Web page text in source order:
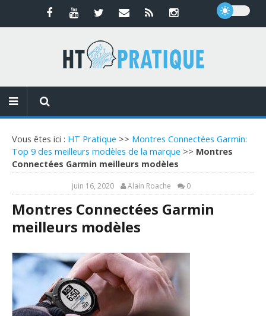
Vous êtes ici : HT Pratique >> Montres Connectées Garmin:
Top 9 des meilleurs modèles de la marque >> Montres
Connectées Garmin meilleurs modèles
juin 16, 2020 Alain Roache 0
Montres Connectées Garmin
meilleurs modèles